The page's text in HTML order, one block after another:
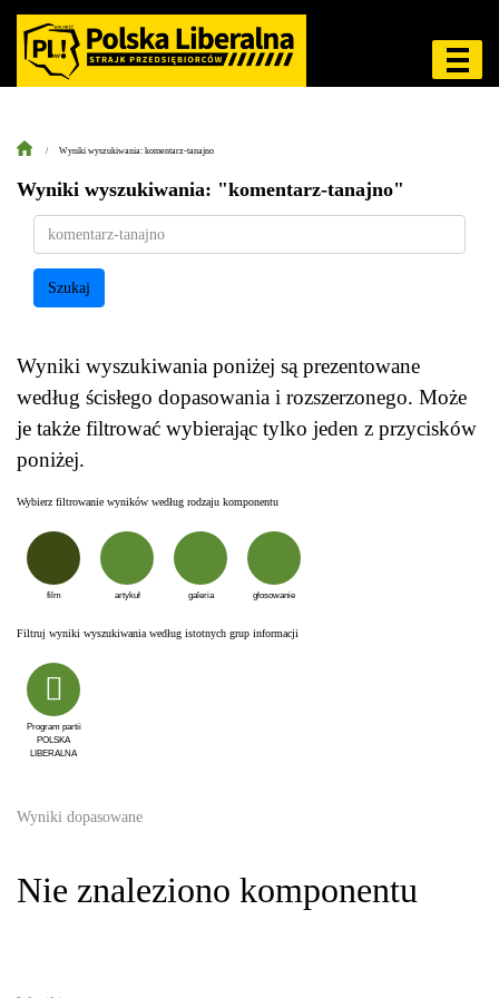
Wyniki wyszukiwania: komentarz-tanajno
Wyniki wyszukiwania: "komentarz-tanajno"
Szukaj
Wyniki wyszukiwania poniżej są prezentowane
według ścisłego dopasowania i rozszerzonego. Może
je także filtrować wybierając tylko jeden z przycisków
poniżej.
Wybierz filtrowanie wyników według rodzaju komponentu
film artykuł galeria głosowanie
Filtruj wyniki wyszukiwania według istotnych grup informacji
Program partii
POLSKA
LIBERALNA
Wyniki dopasowane
Nie znaleziono komponentu